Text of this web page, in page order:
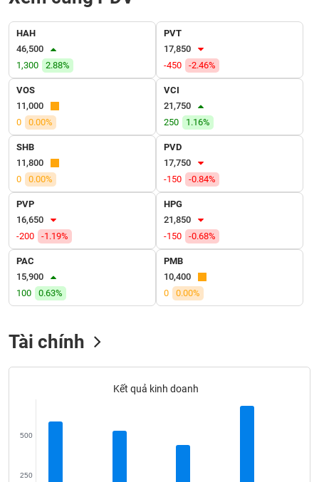
HAH
46,500
1,300
2.88%
PVT
17,850
-450
-2.46%
VOS
11,000
0
0.00%
VCI
21,750
250
1.16%
SHB
11,800
0
0.00%
PVD
17,750
-150
-0.84%
PVP
16,650
-200
-1.19%
HPG
21,850
-150
-0.68%
PAC
15,900
100
0.63%
PMB
10,400
0
0.00%
Tài chính
Kết quả kinh doanh
250
500
VỤ
TRUYỀN
THÔNG
TIỆN
ÍCH
BẤT
ĐỘNG
SẢN
Mã
chứng
khoán
(-)
(-)